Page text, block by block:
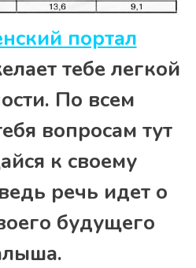
портал
тебе легкой
По всем
вопросам тут
к своему
речь идет о
будущего